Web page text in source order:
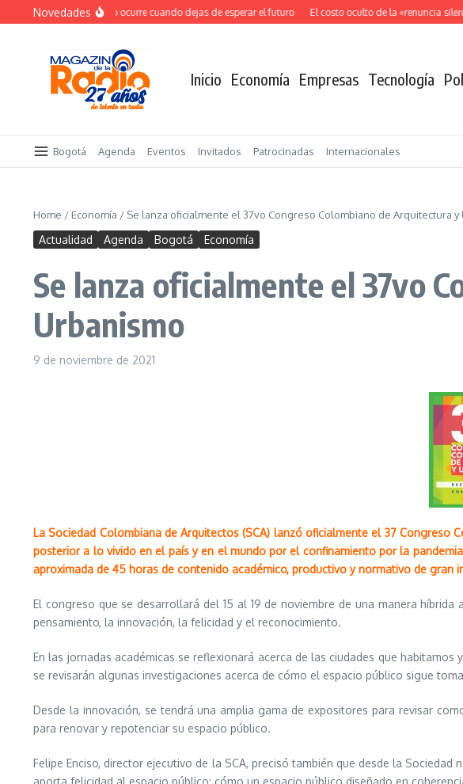
Saltar al contenido
Novedades
El verdadero salto ocurre cuando dejas de esperar el futuro El costo oculto de la «renuncia
Inicio Economía Empresas Tecnología
Bogotá Agenda Eventos Invitados Patrocinadas Internacionales
Home / Economía / Se lanza oficialmente el 37vo Congreso Colombiano de Arquitectura y
Actualidad Agenda Bogotá Economía
Se lanza oficialmente el 37vo
Urbanismo
9 de noviembre de 2021
La Sociedad Colombiana de Arquitectos (SCA) lanzó oficialmente el 37
posterior a lo vivido en el país y en el mundo por el confinamiento por la
aproximada de 45 horas de contenido académico, productivo y normativo de gran
El congreso que se desarrollará del 15 al 19 de noviembre de una manera
pensamiento, la innovación, la felicidad y el reconocimiento.
En las jornadas académicas se reflexionará acerca de las ciudades que
se revisarán algunas investigaciones acerca de cómo el espacio público sigue
Desde la innovación, se tendrá una amplia gama de expositores para revisar
para renovar y repotenciar su espacio público.
Felipe Enciso, director ejecutivo de la SCA, precisó también que desde la
aporta felicidad al espacio público; cómo un espacio público diseñado en